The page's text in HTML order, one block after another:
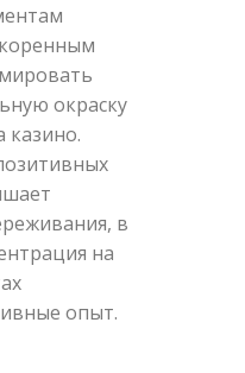
окраску
казино.
в
на
опыт.